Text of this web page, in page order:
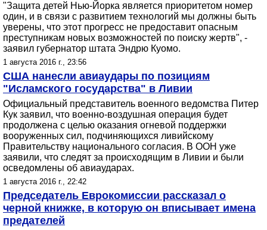
"Защита детей Нью-Йорка является приоритетом номер
один, и в связи с развитием технологий мы должны быть
уверены, что этот прогресс не предоставит опасным
преступникам новых возможностей по поиску жертв", -
заявил губернатор штата Эндрю Куомо.
1 августа 2016 г., 23:56
США нанесли авиаудары по позициям
"Исламского государства" в Ливии
Официальный представитель военного ведомства Питер
Кук заявил, что военно-воздушная операция будет
продолжена с целью оказания огневой поддержки
вооруженных сил, подчиняющихся ливийскому
Правительству национального согласия. В ООН уже
заявили, что следят за происходящим в Ливии и были
осведомлены об авиаударах.
1 августа 2016 г., 22:42
Председатель Еврокомиссии рассказал о
черной книжке, в которую он вписывает имена
предателей